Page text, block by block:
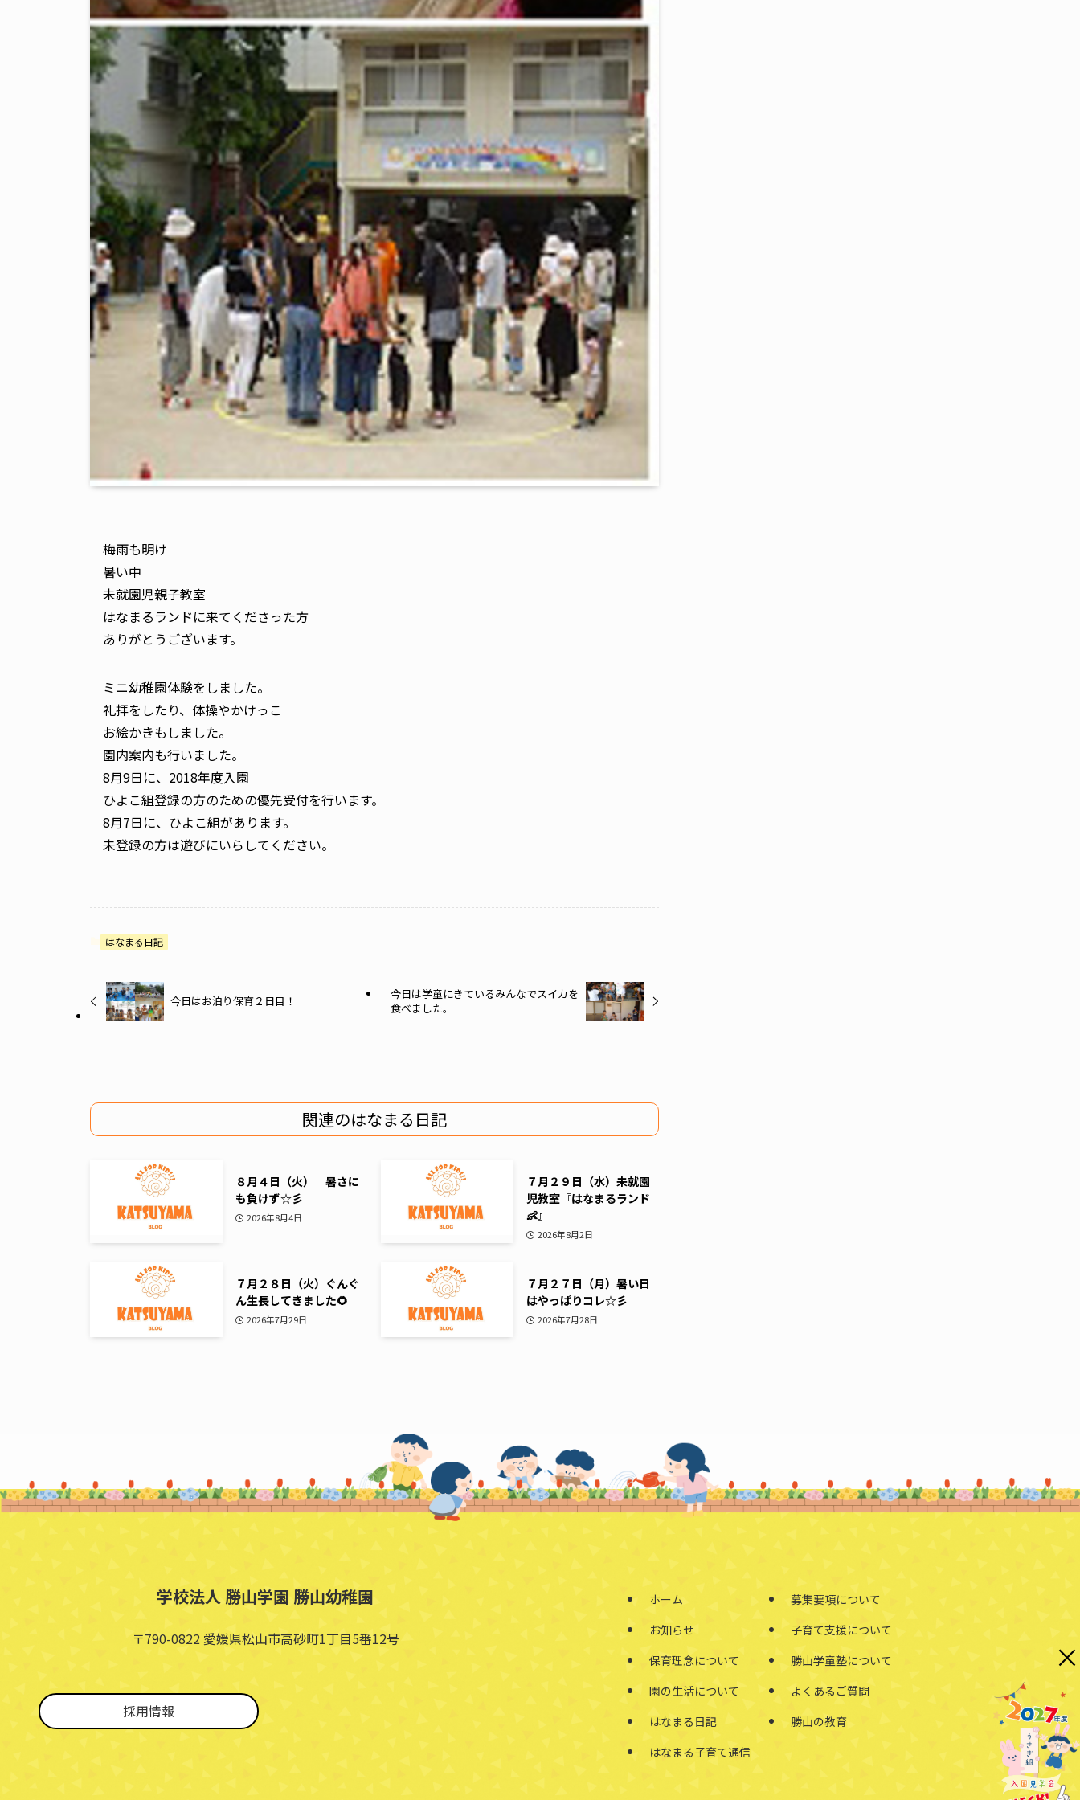
梅雨も明け
暑い中
未就園児親子教室
はなまるランドに来てくださった方
ありがとうございます。
ミニ幼稚園体験をしました。
礼拝をしたり、体操やかけっこ
お絵かきもしました。
園内案内も行いました。
8月9日に、2018年度入園
ひよこ組登録の方のための優先受付を行います。
8月7日に、ひよこ組があります。
未登録の方は遊びにいらしてください。
はなまる日記
今日はお泊り保育２日目！
今日は学童にきているみんなでスイカを
食べました。
関連のはなまる日記
８月４日（火） 暑さに
も負けず☆彡
2026年8月4日
７月２９日（水）未就園
児教室『はなまるランド
👶』
2026年8月2日
７月２８日（火）ぐんぐ
ん生長してきました🌻
2026年7月29日
７月２７日（月）暑い日
はやっぱりコレ☆彡
2026年7月28日
学校法人 勝山学園 勝山幼稚園
〒790-0822 愛媛県松山市高砂町1丁目5番12号
採用情報
ホーム
お知らせ
保育理念について
園の生活について
はなまる日記
はなまる子育て通信
募集要項について
子育て支援について
勝山学童塾について
よくあるご質問
勝山の教育
×